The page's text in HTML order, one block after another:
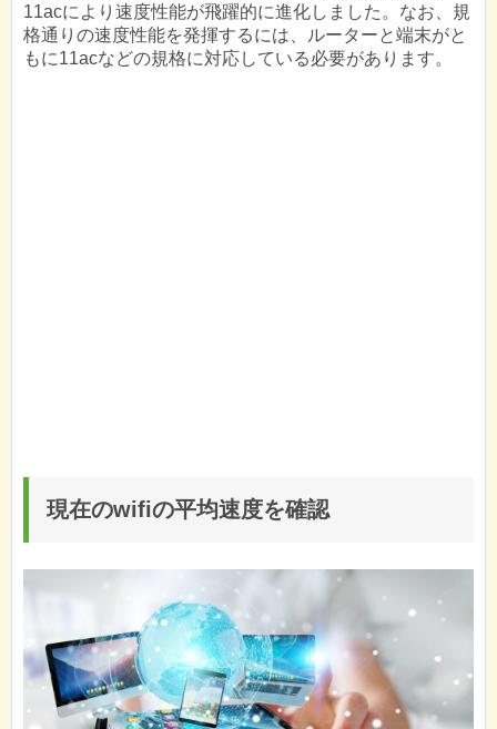
11acにより速度性能が飛躍的に進化しました。なお、規
格通りの速度性能を発揮するには、ルーターと端末がと
もに11acなどの規格に対応している必要があります。
現在のwifiの平均速度を確認